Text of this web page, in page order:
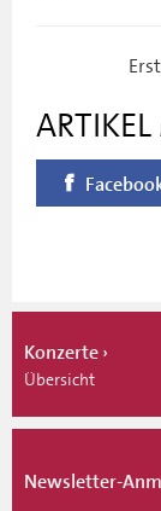
Konzerte
Übersicht
Newsletter-